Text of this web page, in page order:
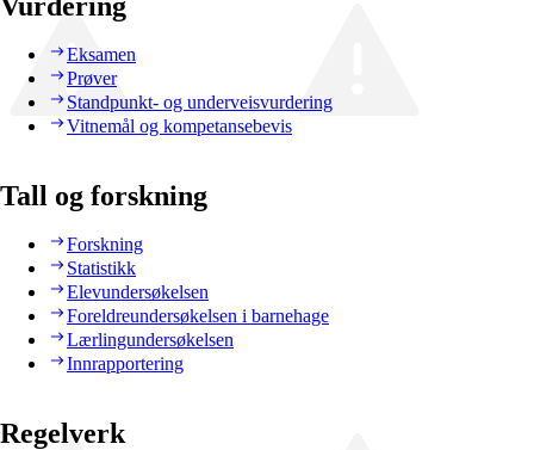
Eksamen
Prøver
Standpunkt- og underveisvurdering
Vitnemål og kompetansebevis
Tall og forskning
Forskning
Statistikk
Elevundersøkelsen
Foreldreundersøkelsen i barnehage
Lærlingundersøkelsen
Innrapportering
Regelverk